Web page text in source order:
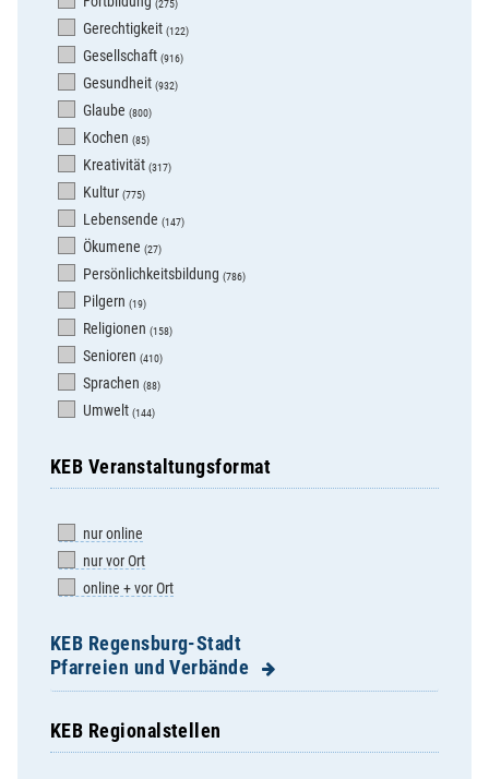
(275)
Gerechtigkeit (122)
Gesellschaft (916)
Gesundheit (932)
Glaube (800)
Kochen (85)
Kreativität (317)
Kultur (775)
Lebensende (147)
Ökumene (27)
Persönlichkeitsbildung (786)
Pilgern (19)
Religionen (158)
Senioren (410)
Sprachen (88)
Umwelt (144)
KEB Veranstaltungsformat
nur online
nur vor Ort
online + vor Ort
KEB Regensburg-Stadt
Pfarreien und Verbände
KEB Regionalstellen